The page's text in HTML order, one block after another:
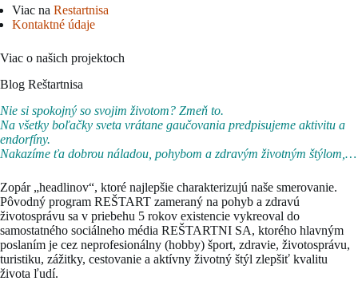
Viac na Restartnisa
Kontaktné údaje
Viac o našich projektoch
Blog Reštartnisa
Nie si spokojný so svojim životom? Zmeň to.
Na všetky boľačky sveta vrátane gaučovania predpisujeme aktivitu a
endorfíny.
Nakazíme ťa dobrou náladou, pohybom a zdravým životným štýlom,…
Zopár „headlinov“, ktoré najlepšie charakterizujú naše smerovanie.
Pôvodný program REŠTART zameraný na pohyb a zdravú
životosprávu sa v priebehu 5 rokov existencie vykreoval do
samostatného sociálneho média REŠTARTNI SA, ktorého hlavným
poslaním je cez neprofesionálny (hobby) šport, zdravie, životosprávu,
turistiku, zážitky, cestovanie a aktívny životný štýl zlepšiť kvalitu
života ľudí.